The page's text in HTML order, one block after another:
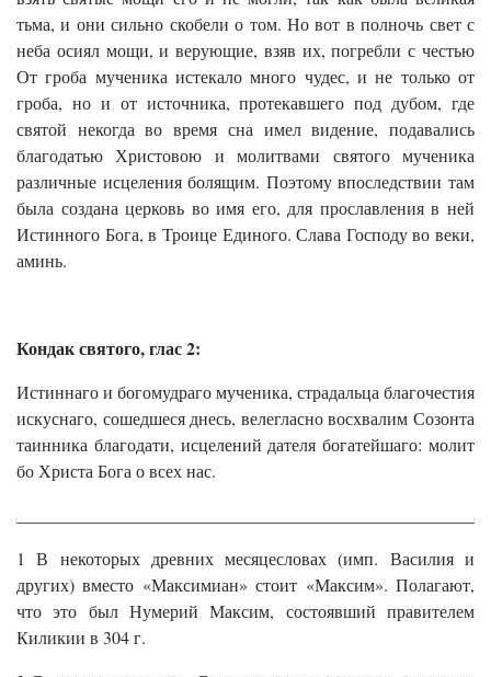
тьма, и они сильно скобели о том. Но вот в полночь свет с
неба осиял мощи, и верующие, взяв их, погребли с честью
От гроба мученика истекало много чудес, и не только от
гроба, но и от источника, протекавшего под дубом, где
святой некогда во время сна имел видение, подавались
благодатью Христовою и молитвами святого мученика
различные исцеления болящим. Поэтому впоследствии там
была создана церковь во имя его, для прославления в ней
Истинного Бога, в Троице Единого. Слава Господу во веки,
аминь.
Кондак святого, глас 2:
Истиннаго и богомудраго мученика, страдальца благочестия
искуснаго, сошедшеся днесь, велегласно восхвалим Созонта
таинника благодати, исцелений дателя богатейшаго: молит
бо Христа Бога о всех нас.
1 В некоторых древних месяцесловах (имп. Василия и
других) вместо «Максимиан» стоит «Максим». Полагают,
что это был Нумерий Максим, состоявший правителем
Киликии в 304 г.